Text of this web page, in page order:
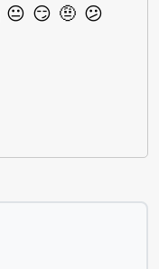
😐 😏 🤨 😕